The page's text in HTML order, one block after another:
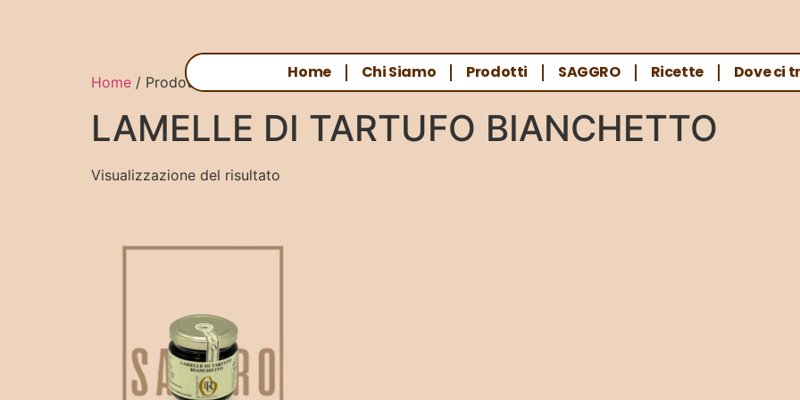
Home Chi Siamo Prodotti SAGGRO Ricette Dove ci
Home / Prodotti taggati “LAMELLE DI TARTUFO BIANCHETTO”
LAMELLE DI TARTUFO BIANCHETTO
Visualizzazione del risultato